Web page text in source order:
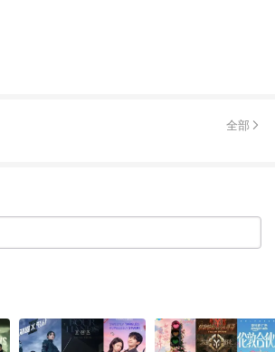
页
看到下面的页面，如果已有账号就可以
全部